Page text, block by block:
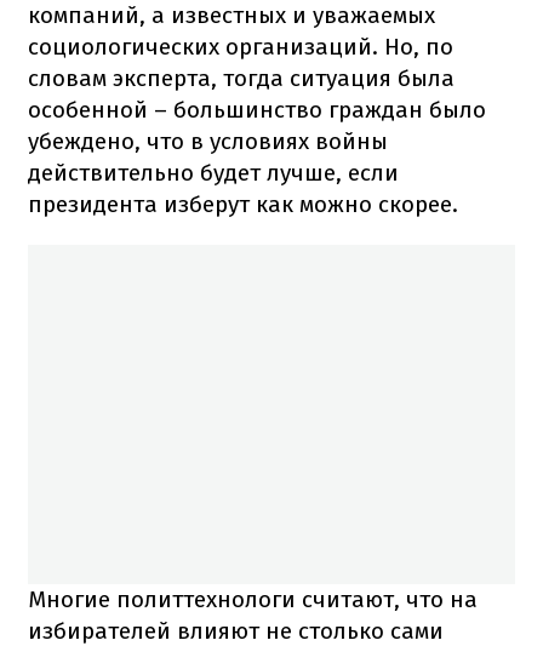
компаний, а известных и уважаемых
социологических организаций. Но, по
словам эксперта, тогда ситуация была
особенной – большинство граждан было
убеждено, что в условиях войны
действительно будет лучше, если
президента изберут как можно скорее.
Многие политтехнологи считают, что на
избирателей влияют не столько сами